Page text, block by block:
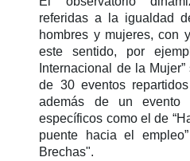
referidas a la igualdad
hombres y mujeres, con
este sentido, por
Internacional de la
de 30 eventos
además de un evento
específicos como el de
puente hacia el
Brechas".